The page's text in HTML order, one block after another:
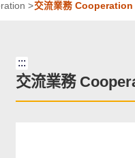
>交流業務 Cooperation
:::
交流業務